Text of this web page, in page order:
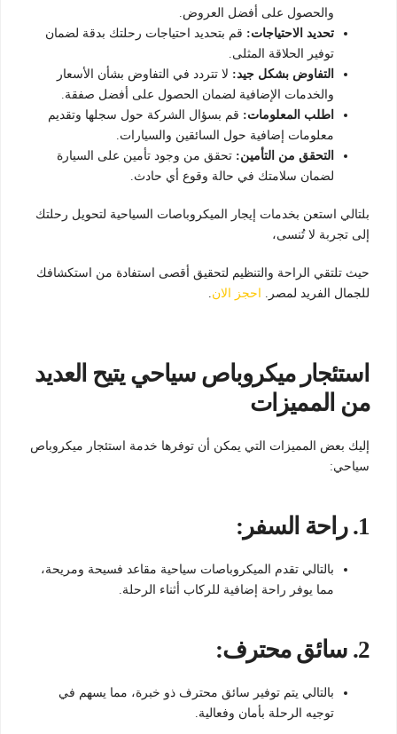
والحصول على أفضل العروض.
تحديد الاحتياجات: قم بتحديد احتياجات رحلتك بدقة لضمان
توفير الحلاقة المثلى.
التفاوض بشكل جيد: لا تتردد في التفاوض بشأن الأسعار
والخدمات الإضافية لضمان الحصول على أفضل صفقة.
اطلب المعلومات: قم بسؤال الشركة حول سجلها وتقديم
معلومات إضافية حول السائقين والسيارات.
التحقق من التأمين: تحقق من وجود تأمين على السيارة
لضمان سلامتك في حالة وقوع أي حادث.
بلتالي استعن بخدمات إيجار الميكروباصات السياحية لتحويل رحلتك
إلى تجربة لا تُنسى،
حيث تلتقي الراحة والتنظيم لتحقيق أقصى استفادة من استكشافك
للجمال الفريد لمصر.
احجز الان.
استئجار ميكروباص سياحي يتيح العديد
من المميزات
إليك بعض المميزات التي يمكن أن توفرها خدمة استئجار ميكروباص
سياحي:
1. راحة السفر:
بالتالي تقدم الميكروباصات سياحية مقاعد فسيحة ومريحة،
مما يوفر راحة إضافية للركاب أثناء الرحلة.
2. سائق محترف:
بالتالي يتم توفير سائق محترف ذو خبرة، مما يسهم في
توجيه الرحلة بأمان وفعالية.